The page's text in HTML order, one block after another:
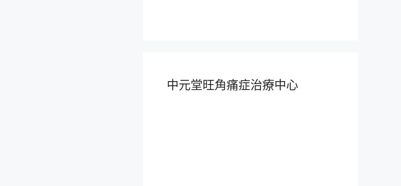
中元堂旺角痛症治療中心